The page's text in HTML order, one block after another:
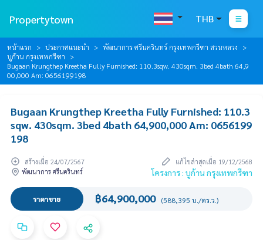
Propertytown THB
หน้าแรก ประกาศแนะนำ
พัฒนาการ ศรีนครินทร์ กรุงเทพกรีฑา สวนหลวง
บูก้าน กรุงเทพกรีฑา
Bugaan Krungthep Kreetha Fully Furnished: 110.3sqw. 430sqm. 3bed 4bath 64,9
00,000 Am: 0656199198
Bugaan Krungthep Kreetha Fully Furnished: 110.3
sqw. 430sqm. 3bed 4bath 64,900,000 Am: 0656199
198
สร้างเมื่อ 24/07/2567
แก้ไขล่าสุดเมื่อ 19/12/2568
พัฒนาการ ศรีนครินทร์
โครงการ : บูก้าน กรุงเทพกรีฑา
ราคาขาย ฿64,900,000 (588,395 บ./ตร.ว.)